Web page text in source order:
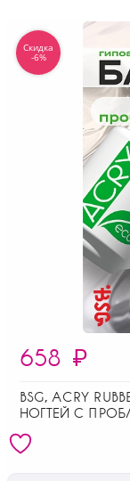
658 ₽
BSG, ACRY
НОГТЕЙ С
Скидка
-6%